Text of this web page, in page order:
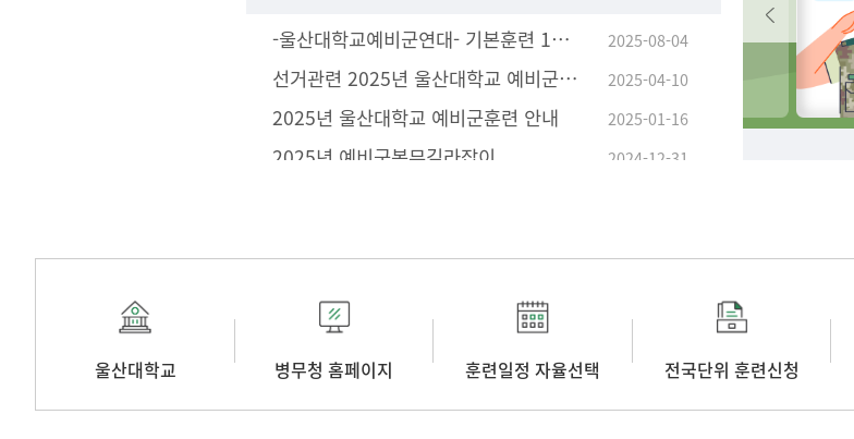
2025-08-04
-울산대학교예비군연대- 기본훈련 1차(9.1일~9.4일)훈련안내
2025-04-10
선거관련 2025년 울산대학교 예비군 기본훈련 변경 안내
2025-01-16
2025년 울산대학교 예비군훈련 안내
2024-12-31
2025년 예비군복무길라잡이
울산대학교 병무청 홈페이지 훈련일정 자율선택 전국단위 훈련신청